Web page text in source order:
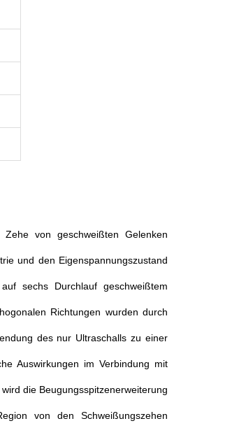
von geschweißten Gelenken
und den Eigenspannungszustand
sechs Durchlauf geschweißtem
Richtungen wurden durch
des nur Ultraschalls zu einer
Auswirkungen im Verbindung mit
die Beugungsspitzenerweiterung
von den Schweißungszehen